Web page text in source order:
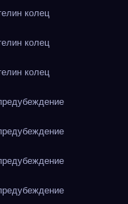
колец
колец
колец